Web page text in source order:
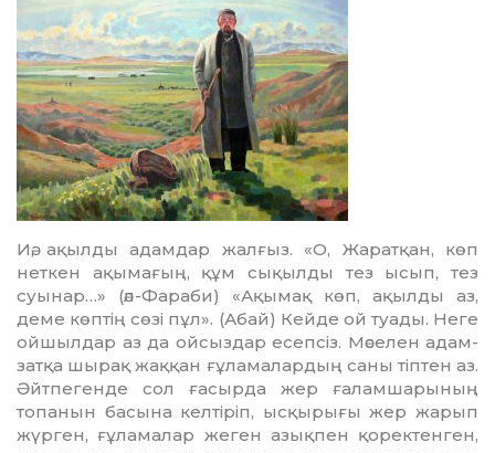
Иә, ақылды адамдар жалғыз. «О, Жаратқан, көп
неткен ақымағың, құм сықылды тез ысып, тез
суынар…» (әл-Фараби) «Ақымақ көп, ақылды аз,
деме көптің сөзі пұл». (Абай) Кейде ой туады. Неге
ойшылдар аз да ойсыздар есепсіз. Мәселен адам­
зат­қа шырақ жаққан ғұламалардың саны тіптен аз.
Әйтпегенде сол ға­сырда жер ғаламшарының
топанын басына келтіріп, ысқырығы жер жарып
жүрген, ғұламалар жеген азық­пен қоректенген,